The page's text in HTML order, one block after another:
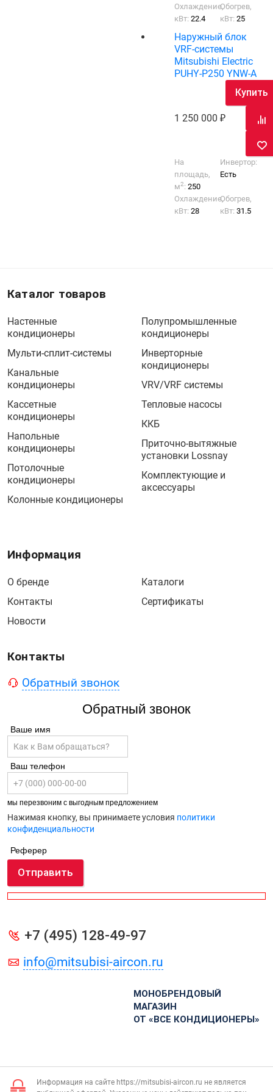
Охлаждение,
кВт:22.4
Обогрев,
кВт:25
Наружный блок
VRF-системы
Mitsubishi Electric
PUHY-P250 YNW-A
1 250 000
Купить
На
площадь,
м2:250
Инвертор:
Есть
Охлаждение,
кВт:28
Обогрев,
кВт:31.5
Каталог товаров
Настенные
кондиционеры
Мульти-сплит-системы
Канальные
кондиционеры
Кассетные
кондиционеры
Напольные
кондиционеры
Потолочные
кондиционеры
Колонные кондиционеры
Полупромышленные
кондиционеры
Инверторные
кондиционеры
VRV/VRF системы
Тепловые насосы
ККБ
Приточно-вытяжные
установки Lossnay
Комплектующие и
аксессуары
Информация
О бренде
Контакты
Новости
Каталоги
Сертификаты
Контакты
Обратный звонок
Обратный звонок
Ваше имя
Ваш телефон
мы перезвоним с выгодным предложением
Нажимая кнопку, вы принимаете условия политики
конфиденциальности
Реферер
Отправить
+7 (495) 128-49-97
info@mitsubisi-aircon.ru
МОНОБРЕНДОВЫЙ
МАГАЗИН
ОТ «ВСЕ КОНДИЦИОНЕРЫ»
Информация на сайте https://mitsubisi-aircon.ru не является